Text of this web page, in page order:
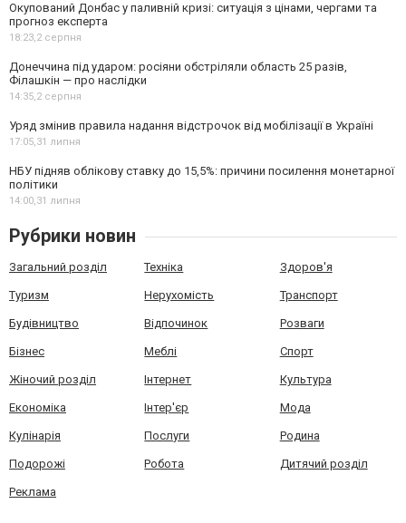
Окупований Донбас у паливній кризі: ситуація з цінами, чергами та
прогноз експерта
18:23,2 серпня
Донеччина під ударом: росіяни обстріляли область 25 разів,
Філашкін — про наслідки
14:35,2 серпня
Уряд змінив правила надання відстрочок від мобілізації в Україні
17:05,31 липня
НБУ підняв облікову ставку до 15,5%: причини посилення монетарної
політики
14:00,31 липня
Рубрики новин
Загальний розділ Техніка Здоров'я
Туризм Нерухомість Транспорт
Будівництво Відпочинок Розваги
Бізнес Меблі Спорт
Жіночий розділ Інтернет Культура
Економіка Інтер'єр Мода
Кулінарія Послуги Родина
Подорожі Робота Дитячий розділ
Реклама